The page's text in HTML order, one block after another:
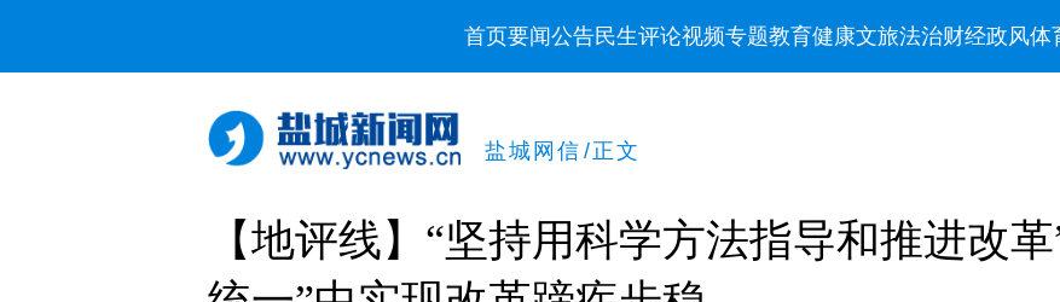
首页要闻公告民生评论视频专题教育健康文旅法治财经政风体
盐城网信 /正文
【地评线】“坚持用科学方法指导和推进改